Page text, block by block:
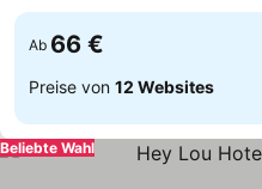
Ab 66 €
Preise von 12 Websites
Beliebte Wahl